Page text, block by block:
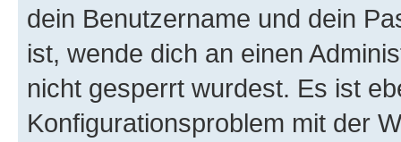
dein Benutzername und dein
ist, wende dich an einen
nicht gesperrt wurdest. Es ist
Konfigurationsproblem mit der